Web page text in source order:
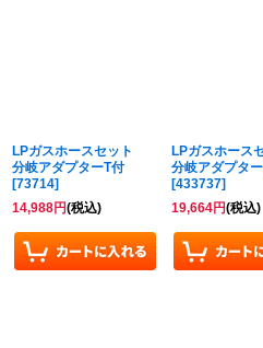
LPガスホースセット
分岐アダプターT付
[73714]
14,988円(税込)
LPガスホース
分岐アダプタ
[433737]
19,664円(税込)